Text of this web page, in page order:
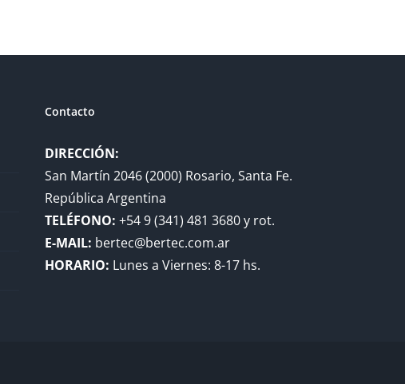
Contacto
DIRECCIÓN:
San Martín 2046 (2000) Rosario, Santa Fe.
República Argentina
TELÉFONO: +54 9 (341) 481 3680 y rot.
E-MAIL: bertec@bertec.com.ar
HORARIO: Lunes a Viernes: 8-17 hs.